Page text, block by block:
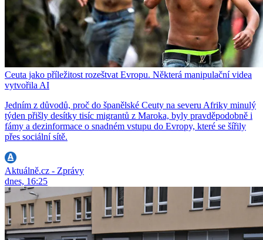
Ceuta jako příležitost rozeštvat Evropu. Některá manipulační videa
vytvořila AI
Jedním z důvodů, proč do španělské Ceuty na severu Afriky minulý
týden přišly desítky tisíc migrantů z Maroka, byly pravděpodobně i
fámy a dezinformace o snadném vstupu do Evropy, které se šířily
přes sociální sítě.
Aktuálně.cz - Zprávy
dnes, 16:25